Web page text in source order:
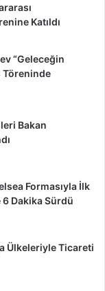
Katıldı
“Geleceğin
Töreninde
Bakan
Formasıyla İlk
6 Dakika Sürdü
Ülkeleriyle Ticareti